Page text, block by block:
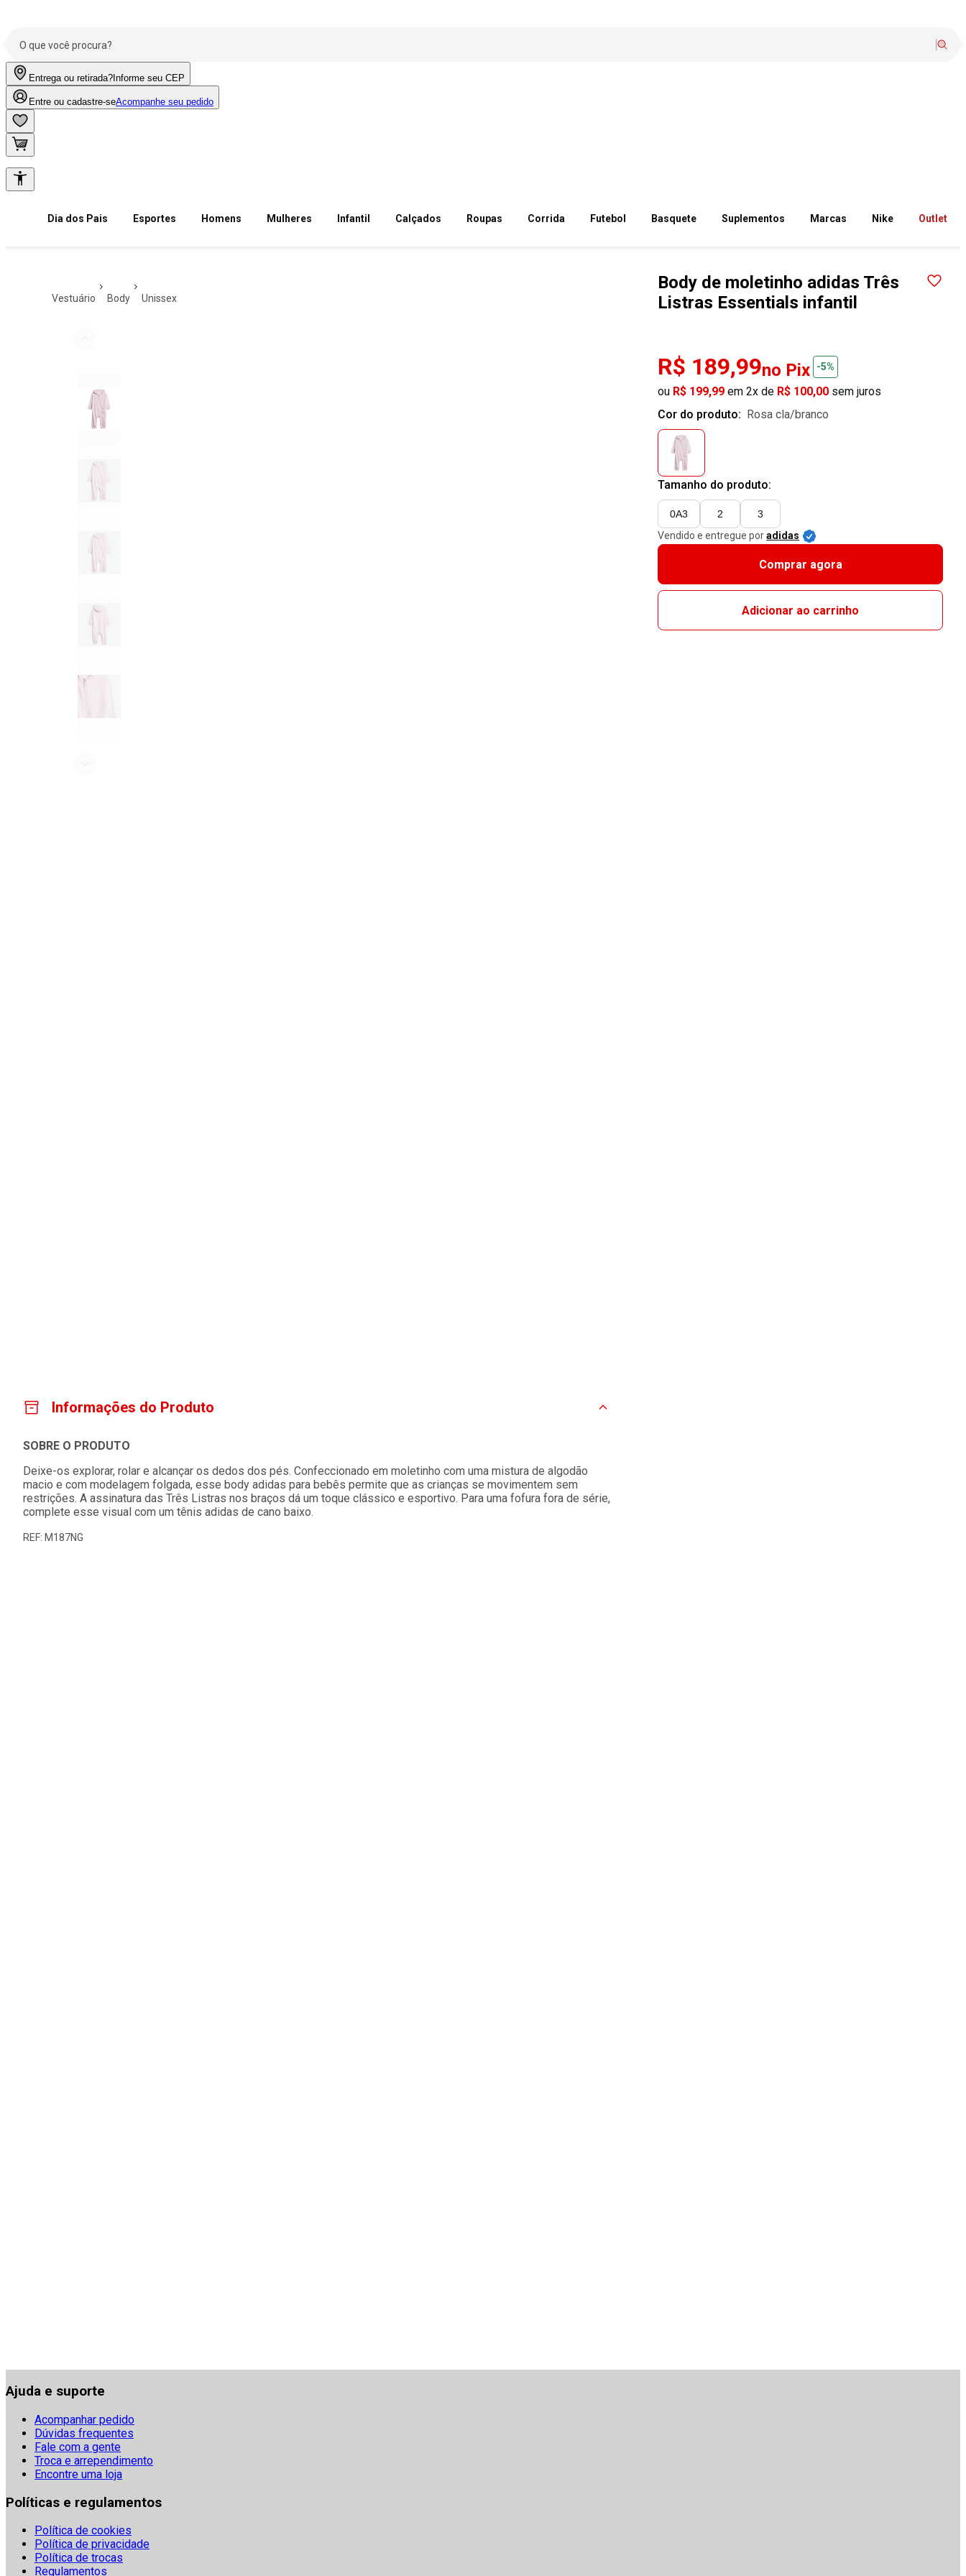
Entrega ou retirada? Informe seu CEP
Entre ou cadastre-seAcompanhe seu pedido
Dia dos Pais Esportes Homens Mulheres Infantil Calçados Roupas Corrida Futebol Basquete Suplementos Marcas Nike Outlet
vestuário body unissex
Body de moletinho adidas Três
Listras Essentials infantil
R$ 189,99no Pix -5%
ou R$ 199,99 em 2x de R$ 100,00 sem juros
Cor do produto:
rosa cla/branco
Tamanho do produto:
0A3 2
3
Vendido e entregue poradidas
Comprar agora
Adicionar ao carrinho
Informações do Produto
SOBRE O PRODUTO
Deixe-os explorar, rolar e alcançar os dedos dos pés. Confeccionado em moletinho com uma mistura de algodão
macio e com modelagem folgada, esse body adidas para bebês permite que as crianças se movimentem sem
restrições. A assinatura das Três Listras nos braços dá um toque clássico e esportivo. Para uma fofura fora de série,
complete esse visual com um tênis adidas de cano baixo.
REF: M187NG
Ajuda e suporte
Acompanhar pedido
Dúvidas frequentes
Fale com a gente
Troca e arrependimento
Encontre uma loja
Políticas e regulamentos
Política de cookies
Política de privacidade
Política de trocas
Regulamentos